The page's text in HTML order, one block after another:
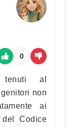
0
al
non
ai
Codice